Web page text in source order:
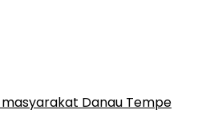
Danau Tempe